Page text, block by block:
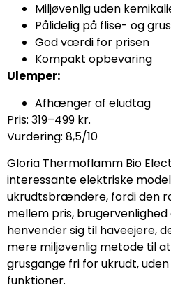
Miljøvenlig uden
Pålidelig på flise- og
God værdi for prisen
Kompakt opbevaring
Ulemper:
Afhænger af eludtag
Pris: 319–499 kr.
Vurdering: 8,5/10
Gloria Thermoflamm Bio
interessante elektriske
ukrudtsbrændere, fordi den
mellem pris,
henvender sig til haveejere,
mere miljøvenlig metode til
grusgange fri for ukrudt,
funktioner.